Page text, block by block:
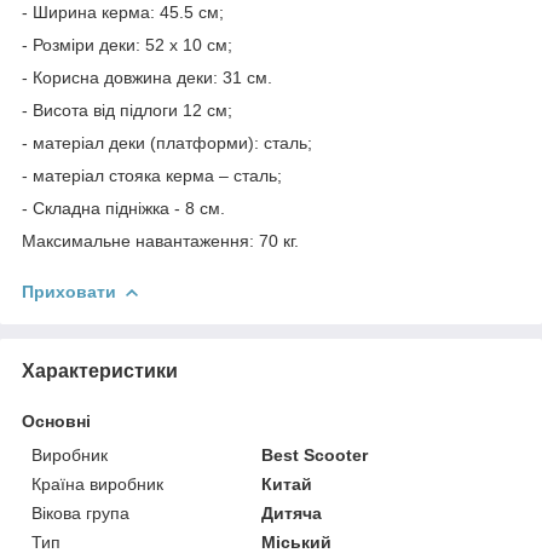
- Ширина керма: 45.5 см;
- Розміри деки: 52 х 10 см;
- Корисна довжина деки: 31 см.
- Висота від підлоги 12 см;
- матеріал деки (платформи): сталь;
- матеріал стояка керма – сталь;
- Складна підніжка - 8 см.
Максимальне навантаження: 70 кг.
Приховати
Характеристики
Основні
Виробник
Best Scooter
Країна виробник
Китай
Вікова група
Дитяча
Тип
Міський